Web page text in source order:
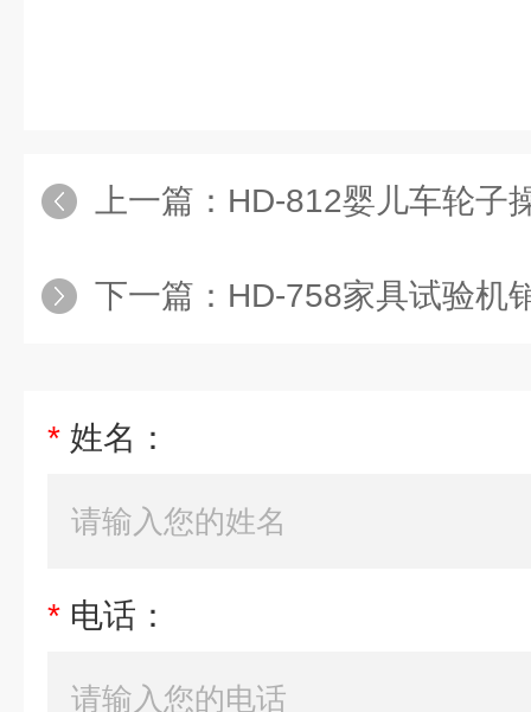
上一篇： HD-812婴儿车轮子
下一篇： HD-758家具试验机
* 姓名：
* 电话：